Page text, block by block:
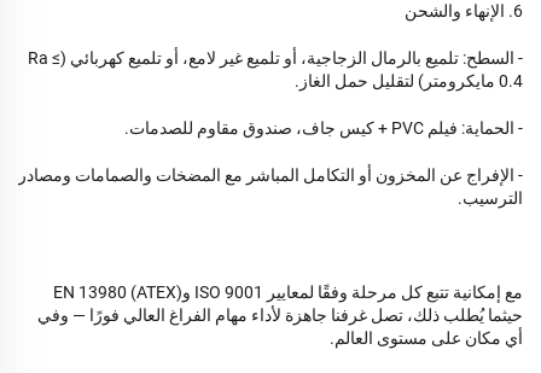
6. الإنهاء والشحن
- السطح: تلميع بالرمال الزجاجية، أو تلميع غير لامع، أو تلميع كهربائي (Ra ≤
0.4 مايكرومتر) لتقليل حمل الغاز.
- الحماية: فيلم PVC + كيس جاف، صندوق مقاوم للصدمات.
- الإفراج عن المخزون أو التكامل المباشر مع المضخات والصمامات ومصادر
الترسيب.
مع إمكانية تتبع كل مرحلة وفقًا لمعايير ISO 9001 وEN 13980 (ATEX)
حيثما يُطلب ذلك، تصل غرفنا جاهزة لأداء مهام الفراغ العالي فورًا — وفي
أي مكان على مستوى العالم.